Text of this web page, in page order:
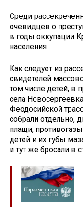
Среди
очевидцев о
в годы оккупации
населения.
Как следует из
свидетелей
том числе детей, в
села
Феодосийской
собрали отдельно,
плащи,
детей и их губы
и тут же бросали в